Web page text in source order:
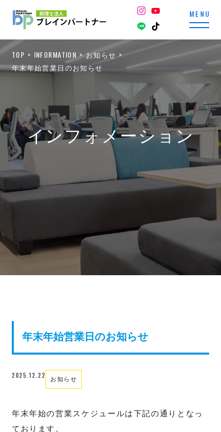
TOP INFORMATION
お知らせ
年末年始営業日のお知らせ
インフォメーション
年末年始営業日のお知らせ
2025.12.22 お知らせ
年末年始の営業スケジュールは下記の通りとなっ
ております。